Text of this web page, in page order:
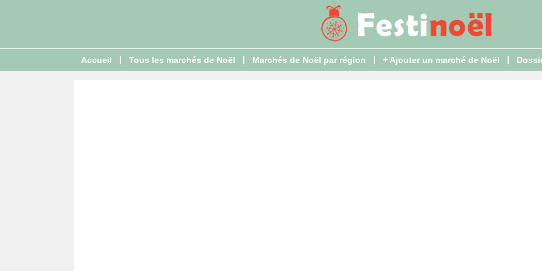
Accueil | Tous les marchés de Noël | Marchés de Noël par région | + Ajouter un marché de Noël |